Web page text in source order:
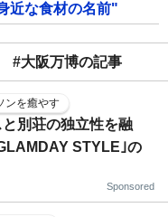
近な食材の名前"
#大阪万博の記事
ンを癒やす
別荘の独立性を融
STYLE｣の
Sponsored